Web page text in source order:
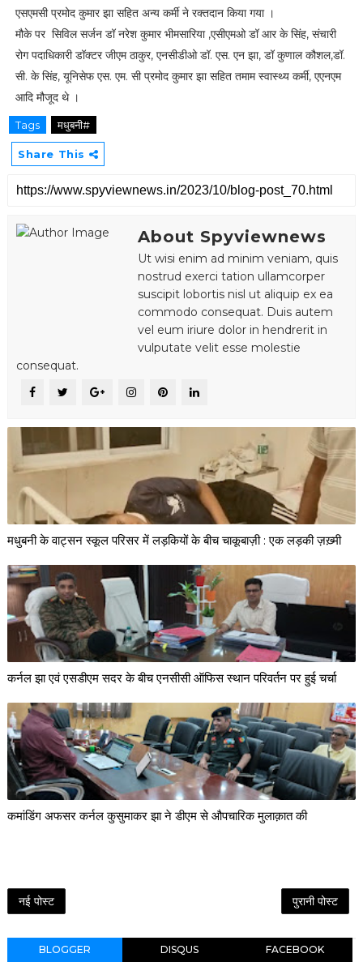
एसएमसी प्रमोद कुमार झा सहित अन्य कर्मी ने रक्तदान किया गया ।
मौके पर सिविल सर्जन डॉ नरेश कुमार भीमसारिया ,एसीएमओ डॉ आर के सिंह, संचारी
रोग पदाधिकारी डॉक्टर जीएम ठाकुर, एनसीडीओ डॉ. एस. एन झा, डॉ कुणाल कौशल,डॉ.
सी. के सिंह, यूनिसेफ एस. एम. सी प्रमोद कुमार झा सहित तमाम स्वास्थ्य कर्मी, एएनएम
आदि मौजूद थे ।
Tags मधुबनी#
Share This
About Spyviewnews
Ut wisi enim ad minim veniam, quis
nostrud exerci tation ullamcorper
suscipit lobortis nisl ut aliquip ex ea
commodo consequat. Duis autem
vel eum iriure dolor in hendrerit in
vulputate velit esse molestie
consequat.
मधुबनी के वाट्सन स्कूल परिसर में लड़कियों के बीच चाकूबाज़ी : एक लड़की ज़ख़्मी
कर्नल झा एवं एसडीएम सदर के बीच एनसीसी ऑफिस स्थान परिवर्तन पर हुई चर्चा
कमांडिंग अफसर कर्नल कुसुमाकर झा ने डीएम से औपचारिक मुलाक़ात की
नई पोस्ट पुरानी पोस्ट
BLOGGER DISQUS FACEBOOK